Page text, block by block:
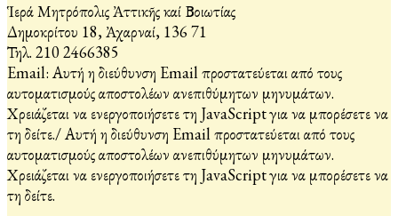
Ἱερά Μητρόπολις Ἀττικῆς καί Βοιωτίας
Δημοκρίτου 18, Ἀχαρναί, 136 71
Τηλ. 210 2466385
Email: Αυτή η διεύθυνση Email προστατεύεται από τους
αυτοματισμούς αποστολέων ανεπιθύμητων μηνυμάτων.
Χρειάζεται να ενεργοποιήσετε τη JavaScript για να μπορέσετε να
τη δείτε./Αυτή η διεύθυνση Email προστατεύεται από τους
αυτοματισμούς αποστολέων ανεπιθύμητων μηνυμάτων.
Χρειάζεται να ενεργοποιήσετε τη JavaScript για να μπορέσετε να
τη δείτε.